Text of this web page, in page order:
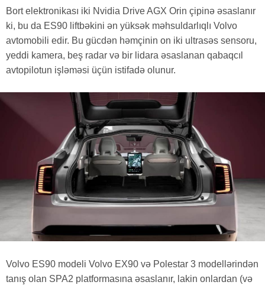
Bort elektronikası iki Nvidia Drive AGX Orin çipinə əsaslanır
ki, bu da ES90 liftbəkini ən yüksək məhsuldarlıqlı Volvo
avtomobili edir. Bu gücdən həmçinin on iki ultrasəs sensoru,
yeddi kamera, beş radar və bir lidara əsaslanan qabaqcıl
avtopilotun işləməsi üçün istifadə olunur.
Volvo ES90 modeli Volvo EX90 və Polestar 3 modellərindən
tanış olan SPA2 platformasına əsaslanır, lakin onlardan (və